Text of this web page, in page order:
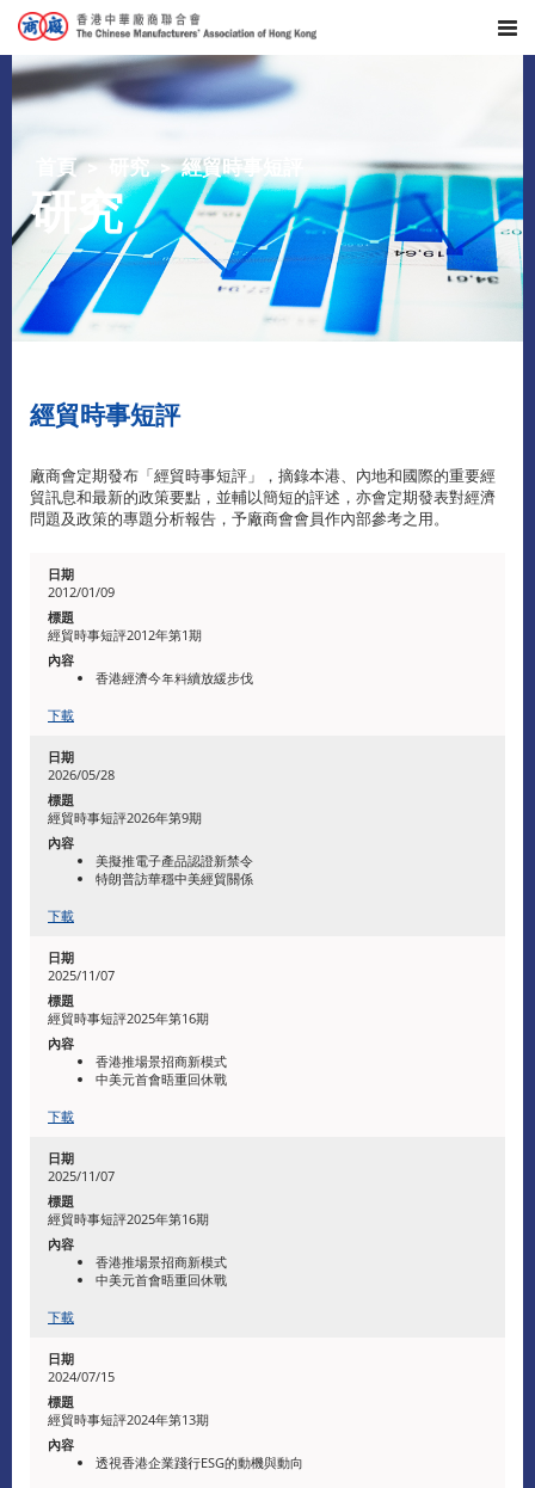
首頁 研究 經貿時事短評
研究
經貿時事短評
廠商會定期發布「經貿時事短評」，摘錄本港、內地和國際的重要經
貿訊息和最新的政策要點，並輔以簡短的評述，亦會定期發表對經濟
問題及政策的專題分析報告，予廠商會會員作內部參考之用。
2012/01/09
經貿時事短評2012年第1期
香港經濟今年料續放緩步伐
下載
2026/05/28
經貿時事短評2026年第9期
美擬推電子產品認證新禁令
特朗普訪華穩中美經貿關係
下載
2025/11/07
經貿時事短評2025年第16期
香港推場景招商新模式
中美元首會晤重回休戰
下載
2025/11/07
經貿時事短評2025年第16期
香港推場景招商新模式
中美元首會晤重回休戰
下載
2024/07/15
經貿時事短評2024年第13期
透視香港企業踐行ESG的動機與動向